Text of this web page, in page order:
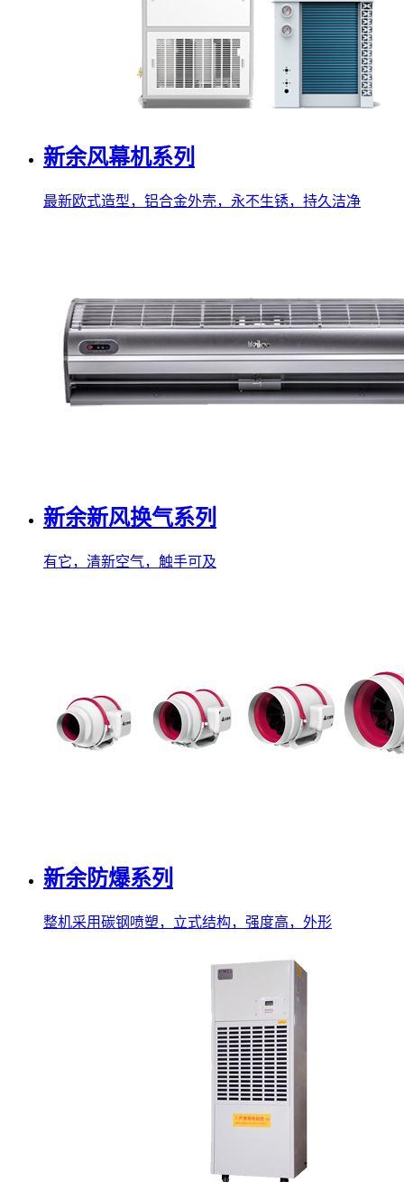
新余风幕机系列
最新欧式造型，铝合金外壳，永不生锈，持久洁净
新余新风换气系列
有它，清新空气，触手可及
新余防爆系列
整机采用碳钢喷塑，立式结构，强度高，外形